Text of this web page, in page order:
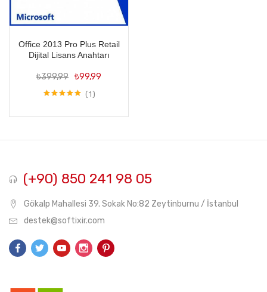
Office 2013 Pro Plus Retail
Dijital Lisans Anahtarı
₺399,99 Orijinal
fiyat:
₺399,99.
₺99,99
₺99,99.
1
(+90) 850 241 98 05
Gökalp Mahallesi 39. Sokak No:82 Zeytinburnu / İstanbul
destek@softixir.com